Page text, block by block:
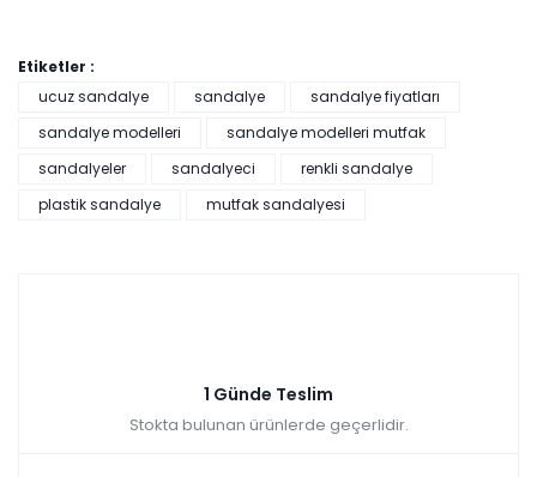
₺1.390,00
Etiketler :
ucuz sandalye
sandalye
sandalye fiyatları
sandalye modelleri
sandalye modelleri mutfak
sandalyeler
sandalyeci
renkli sandalye
plastik sandalye
mutfak sandalyesi
1 Günde Teslim
Stokta bulunan ürünlerde geçerlidir.